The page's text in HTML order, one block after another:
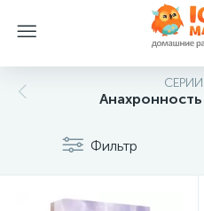
СЕРИИ
Фильтр